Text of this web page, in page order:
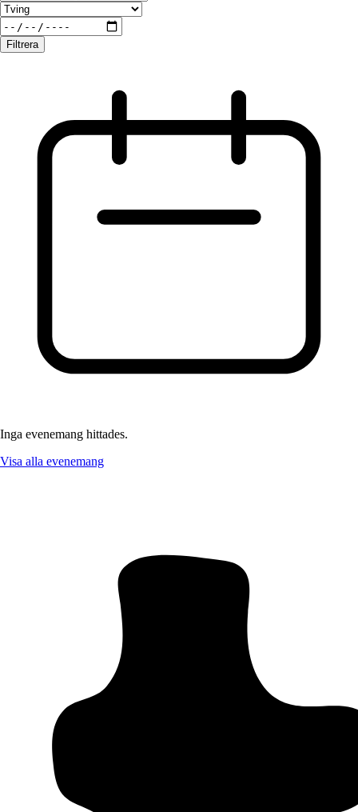
Filtrera
Inga evenemang hittades.
Visa alla evenemang